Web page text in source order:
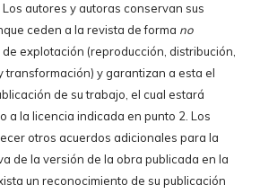
Los autores y autoras conservan sus
ceden a la revista de forma no
explotación (reproducción, distribución,
transformación) y garantizan a esta el
de su trabajo, el cual estará
a la licencia indicada en punto 2. Los
otros acuerdos adicionales para la
de la versión de la obra publicada en la
un reconocimiento de su publicación